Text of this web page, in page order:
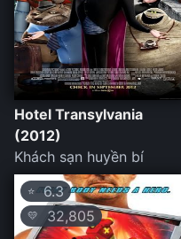
Hotel Transylvania
(2012)
Khách sạn huyền bí
⭐ 6.3
💛 32,805